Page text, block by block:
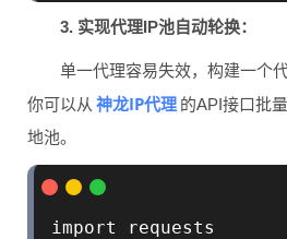
3. 实现代理IP池自动轮换：
单一代理容易失效，构建一个
你可以从 神龙IP代理 的API接口批
地池。
import requests